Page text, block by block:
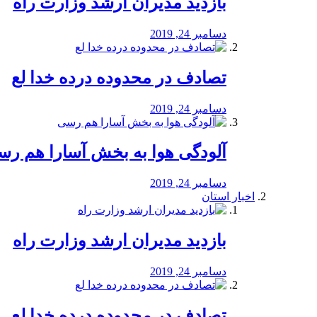
دسامبر 24, 2019
تصادف در محدوده درده خدا لع
دسامبر 24, 2019
آلودگی هوا به بخش آسارا هم
دسامبر 24, 2019
اخبار استان
بازدید مدیران ارشد وزارت راه
دسامبر 24, 2019